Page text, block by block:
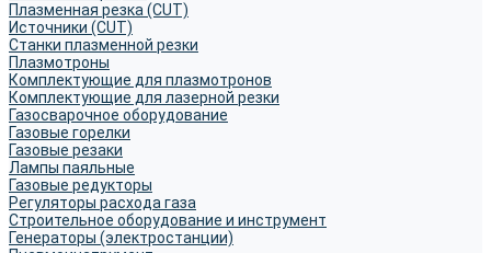
Плазменная резка (CUT)
Источники (CUT)
Станки плазменной резки
Плазмотроны
Комплектующие для плазмотронов
Комплектующие для лазерной резки
Газосварочное оборудование
Газовые горелки
Газовые резаки
Лампы паяльные
Газовые редукторы
Регуляторы расхода газа
Строительное оборудование и инструмент
Генераторы (электростанции)